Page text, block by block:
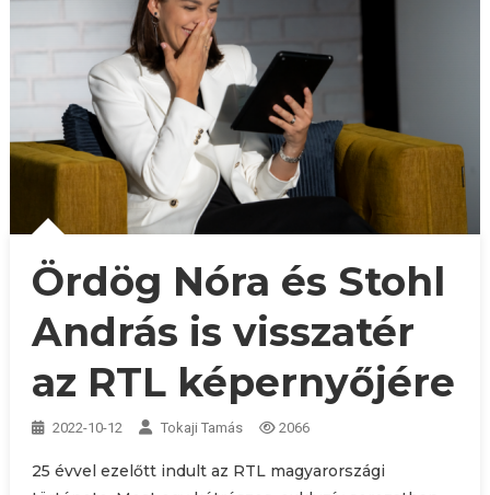
Ördög Nóra és Stohl
András is visszatér
az RTL képernyőjére
2022-10-12 Tokaji Tamás 2066
25 évvel ezelőtt indult az RTL magyarországi